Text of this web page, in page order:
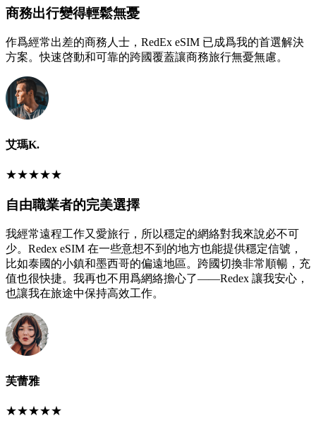
商務出行變得輕鬆無憂
作爲經常出差的商務人士，RedEx eSIM 已成爲我的首選解決
方案。快速啓動和可靠的跨國覆蓋讓商務旅行無憂無慮。
艾瑪K.
★★★★★
自由職業者的完美選擇
我經常遠程工作又愛旅行，所以穩定的網絡對我來說必不可
少。Redex eSIM 在一些意想不到的地方也能提供穩定信號，
比如泰國的小鎮和墨西哥的偏遠地區。跨國切換非常順暢，充
值也很快捷。我再也不用爲網絡擔心了——Redex 讓我安心，
也讓我在旅途中保持高效工作。
芙蕾雅
★★★★★